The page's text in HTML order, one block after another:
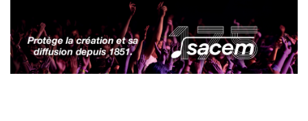
contenu
principal